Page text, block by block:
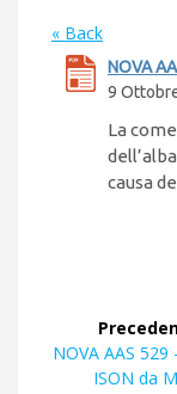
« Back
NOVA
9
La
causa
articoli
Articolo
precedente:
NOVA AAS 529
ISON da